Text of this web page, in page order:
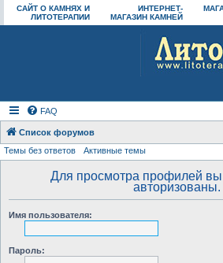
САЙТ О КАМНЯХ И
ЛИТОТЕРАПИИ
ИНТЕРНЕТ-
МАГАЗИН КАМНЕЙ
FAQ
Список форумов
Темы без ответов Активные темы
Для просмотра профилей
авторизованы.
Имя пользователя:
Пароль: